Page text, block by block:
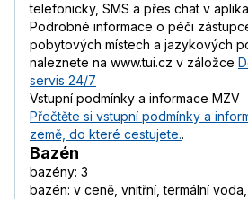
telefonicky, SMS a přes chat v
Podrobné informace o péči
pobytových místech a jazykových
naleznete na www.tui.cz v záložce
servis 24/7
Vstupní podmínky a informace MZV
Přečtěte si vstupní podmínky a
země, do které cestujete..
Bazén
bazény: 3
bazén: v ceně, vnitřní, termální